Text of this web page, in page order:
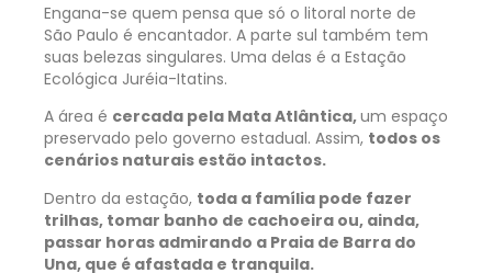
Engana-se quem pensa que só o litoral norte de
São Paulo é encantador. A parte sul também tem
suas belezas singulares. Uma delas é a Estação
Ecológica Juréia-Itatins.
A área é cercada pela Mata Atlântica,um espaço
preservado pelo governo estadual. Assim, todos os
cenários naturais estão intactos.
Dentro da estação, toda a família pode fazer
trilhas, tomar banho de cachoeira ou, ainda,
passar horas admirando a Praia de Barra do
Una, que é afastada e tranquila.